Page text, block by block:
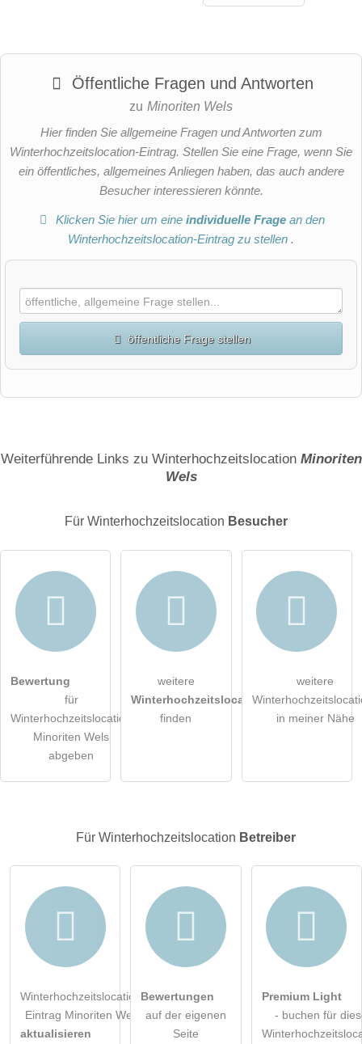
Öffentliche Fragen und Antworten
zu Minoriten Wels
Hier finden Sie allgemeine Fragen und Antworten zum
Winterhochzeitslocation-Eintrag. Stellen Sie eine Frage, wenn Sie
ein öffentliches, allgemeines Anliegen haben, das auch andere
Besucher interessieren könnte.
Klicken Sie hier um eineindividuelle Frage an den
Winterhochzeitslocation-Eintrag zu stellen .
öffentliche Frage stellen
E-Mail-Adresse (wird nicht veröffentlicht)
Die Datenschutzerklärung habe ich zur Kenntnis genommen.
öffentliche Frage stellen
Hinweis:Bitte beachten Sie, öffentliche Fragen sindfür alle
Winterhochzeitslocation-Eintrag zu stellen .
Weiterführende Links zu Winterhochzeitslocation Minoriten
Wels
Für Winterhochzeitslocation Besucher
Bewertung
für
Winterhochzeitslocation
Minoriten Wels
abgeben
weitere
Winterhochzeitslocations
finden
weitere
in meiner Nähe
Für Winterhochzeitslocation Betreiber
Winterhochzeitslocation-
Eintrag Minoriten Wels
aktualisieren
Bewertungen
auf der eigenen
Seite
Premium Light
- buchen für